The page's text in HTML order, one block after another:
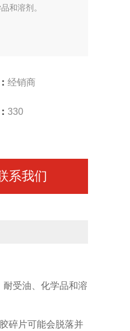
和溶剂。
经销商
330
系我们
受油、化学品和溶
碎片可能会脱落并